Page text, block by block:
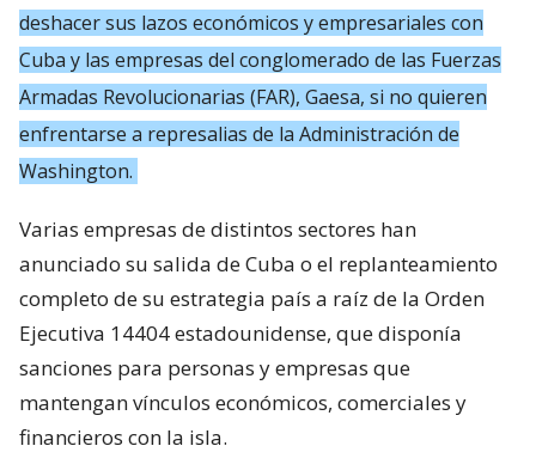
deshacer sus lazos económicos y empresariales con
Cuba y las empresas del conglomerado de las Fuerzas
Armadas Revolucionarias (FAR), Gaesa, si no quieren
enfrentarse a represalias de la Administración de
Washington.
Varias empresas de distintos sectores han
anunciado su salida de Cuba o el replanteamiento
completo de su estrategia país a raíz de la Orden
Ejecutiva 14404 estadounidense, que disponía
sanciones para personas y empresas que
mantengan vínculos económicos, comerciales y
financieros con la isla.